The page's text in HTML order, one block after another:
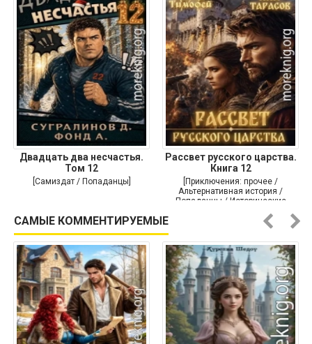
Двадцать два несчастья.
Том 12
[Самиздат / Попаданцы]
Рассвет русского царства.
Книга 12
[Приключения: прочее /
Альтернативная история /
Попаданцы / Исторические
САМЫЕ КОММЕНТИРУЕМЫЕ